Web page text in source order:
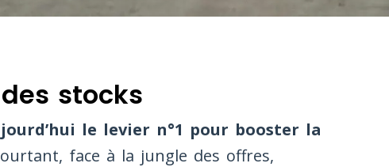
stocks
le levier n°1 pour booster la
face à la jungle des offres,